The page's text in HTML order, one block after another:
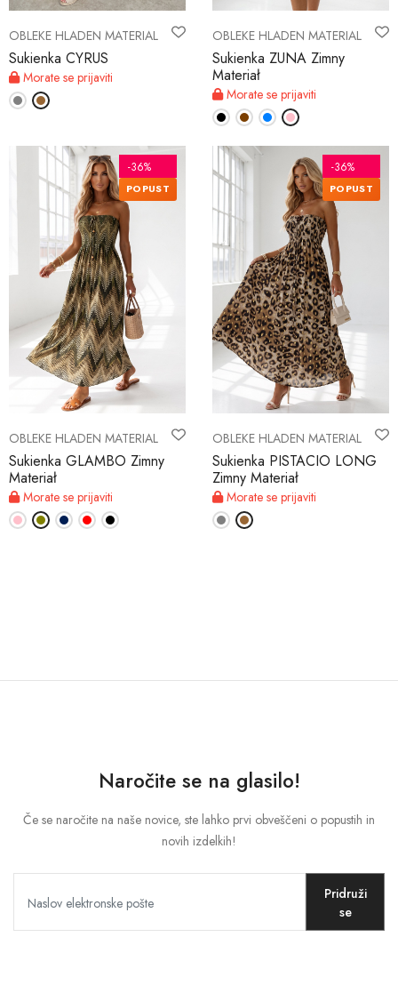
OBLEKE HLADEN MATERIAL
Sukienka CYRUS
Morate se prijaviti
OBLEKE HLADEN MATERIAL
Sukienka ZUNA Zimny
Materiał
Morate se prijaviti
OBLEKE HLADEN MATERIAL
Sukienka GLAMBO Zimny
Materiał
Morate se prijaviti
-36%
POPUST
OBLEKE HLADEN MATERIAL
Sukienka PISTACIO LONG
Zimny Materiał
Morate se prijaviti
-36%
POPUST
Naročite se na glasilo!
Če se naročite na naše novice, ste lahko prvi obveščeni o popustih in
novih izdelkih!
Pridruži
se